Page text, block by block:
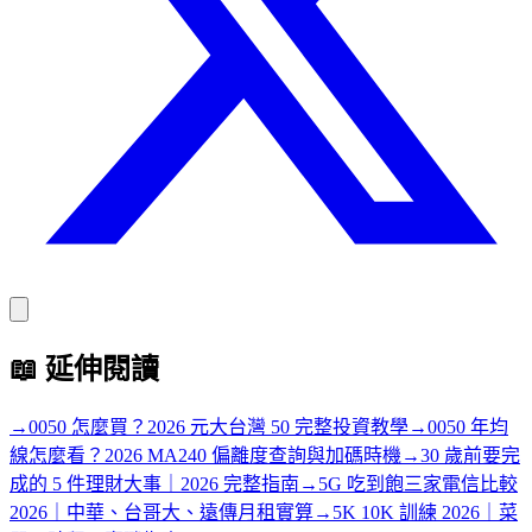
📖 延伸閱讀
→0050 怎麼買？2026 元大台灣 50 完整投資教學→0050 年均
線怎麼看？2026 MA240 偏離度查詢與加碼時機 →30 歲前要完
成的 5 件理財大事｜2026 完整指南 → 5G 吃到飽三家電信比較
2026｜中華、台哥大、遠傳月租實算→ 5K 10K 訓練 2026｜菜